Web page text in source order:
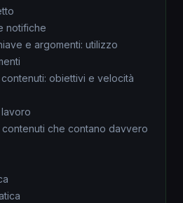
notifiche
e argomenti: utilizzo
obiettivi e velocità
che contano davvero